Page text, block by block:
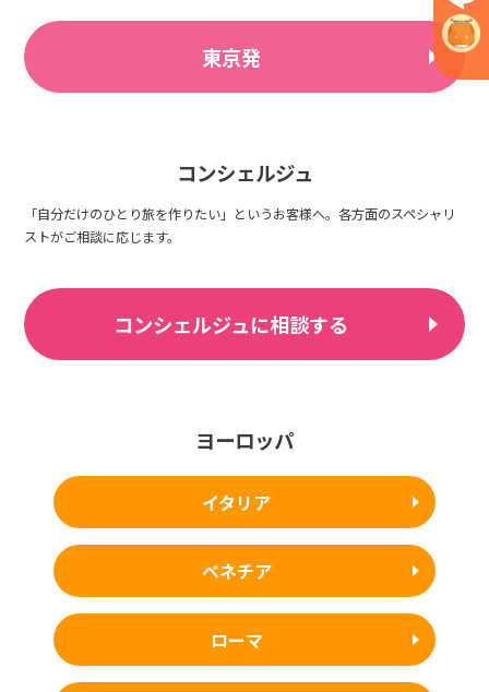
東京発
コンシェルジュ
「自分だけのひとり旅を作りたい」というお客様へ。各方面のスペシャリ
ストがご相談に応じます。
コンシェルジュに相談する
ヨーロッパ
イタリア
ベネチア
ローマ